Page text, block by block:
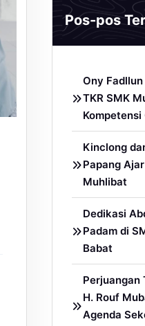
Pos-pos
Ony Fadllun
TKR SMK
Kinclong
Papang
Muhlibat
Dedikasi
Padam di
Babat
Perjuangan
H. Rouf
Agenda